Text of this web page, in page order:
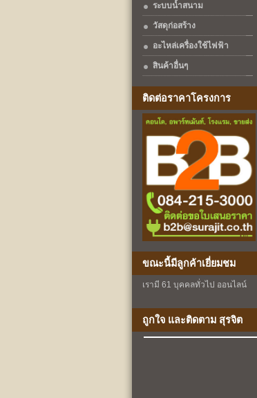
ระบบน้ำสนาม
วัสดุก่อสร้าง
อะไหล่เครื่องใช้ไฟฟ้า
สินค้าอื่นๆ
ติดต่อราคาโครงการ
ขณะนี้มีลูกค้าเยี่ยมชม
เรามี 61 บุคคลทั่วไป ออนไลน์
ถูกใจ และติดตาม สุรจิต